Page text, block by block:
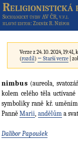
Religionistická
Sociologický ústav AV ČR, v.v.i.
hlavní editor: Zdeněk R. Nešpor
Verze z 24. 10. 2024,
(rozdíl) ← Starší verze |
nimbus (aureola,
kolem celého těla uctívané
symboliky raně kř.
Panně Marii, andělům a
Dalibor Papoušek